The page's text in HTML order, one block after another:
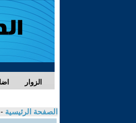
الزوار
الصفحة الرئيسية -